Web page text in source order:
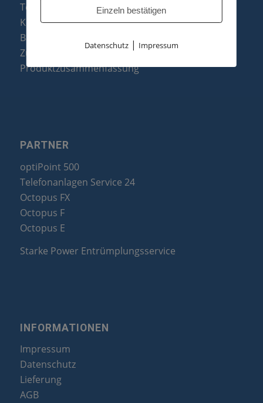
Telefone
Konftel Konferenztelefone
Baugruppen
Zubehör & Ersatzteile
Produktzusammenfassung
PARTNER
optiPoint 500
Telefonanlagen Service 24
Octopus FX
Octopus F
Octopus E
Starke Power Entrümplungsservice
INFORMATIONEN
Impressum
Datenschutz
Lieferung
AGB
Einzeln bestätigen
Datenschutz| Impressum